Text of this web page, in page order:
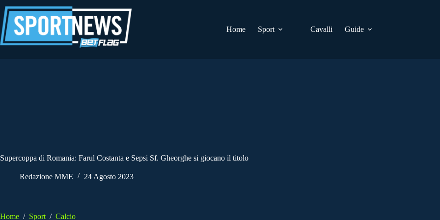
al
contenuto
Home
Sport Cavalli Guide
Supercoppa di Romania: Farul Costanta e Sepsi Sf. Gheorghe si giocano il titolo
Redazione MME 24 Agosto 2023
Home / Sport / Calcio